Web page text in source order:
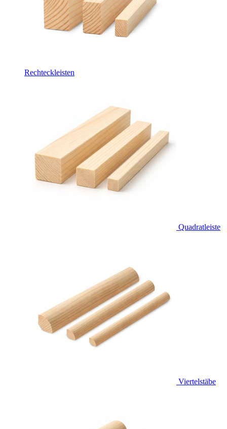
Rechteckleisten
Quadratleiste
Viertelstäbe